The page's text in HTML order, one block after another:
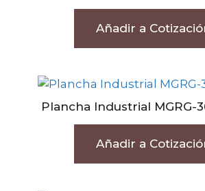
Añadir a
Plancha Industrial MGRG-
Añadir a